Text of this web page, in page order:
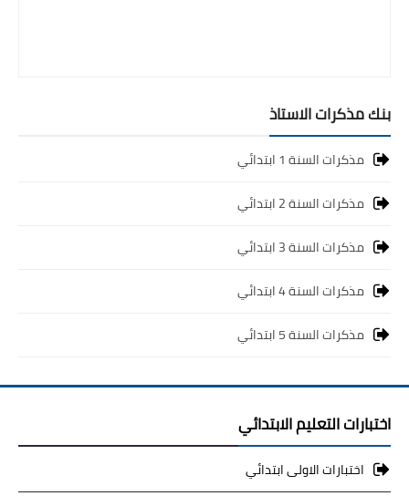
بنك مذكرات الاستاذ
مذكرات السنة 1 ابتدائي
مذكرات السنة 2 ابتدائي
مذكرات السنة 3 ابتدائي
مذكرات السنة 4 ابتدائي
مذكرات السنة 5 ابتدائي
اختبارات التعليم الابتدائي
اختبارات الاولى ابتدائي